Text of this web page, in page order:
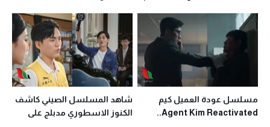
مسلسل عودة العميل كيم
Agent Kim Reactivated..
شاهد المسلسل الصيني كاشف
الكنوز الاسطوري مدبلج على